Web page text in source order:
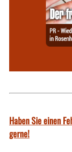
Haben Sie einen
gerne!